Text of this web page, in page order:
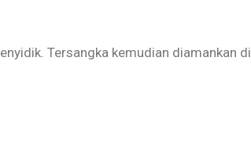
Tersangka kemudian diamankan di